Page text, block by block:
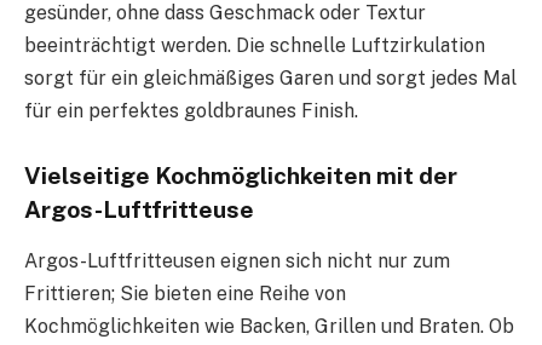
gesünder, ohne dass Geschmack oder Textur
beeinträchtigt werden. Die schnelle Luftzirkulation
sorgt für ein gleichmäßiges Garen und sorgt jedes Mal
für ein perfektes goldbraunes Finish.
Vielseitige Kochmöglichkeiten mit der
Argos-Luftfritteuse
Argos-Luftfritteusen eignen sich nicht nur zum
Frittieren; Sie bieten eine Reihe von
Kochmöglichkeiten wie Backen, Grillen und Braten. Ob